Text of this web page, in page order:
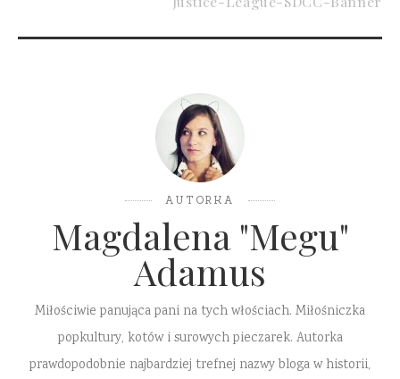
AUTORKA
Magdalena "Megu"
Adamus
Miłościwie panująca pani na tych włościach. Miłośniczka
popkultury, kotów i surowych pieczarek. Autorka
prawdopodobnie najbardziej trefnej nazwy bloga w historii,